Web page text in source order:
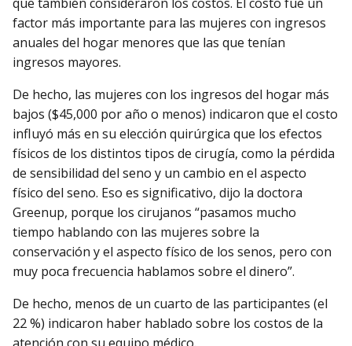
factor más importante para las mujeres con ingresos
anuales del hogar menores que las que tenían
ingresos mayores.
De hecho, las mujeres con los ingresos del hogar más
bajos ($45,000 por año o menos) indicaron que el costo
influyó más en su elección quirúrgica que los efectos
físicos de los distintos tipos de cirugía, como la pérdida
de sensibilidad del seno y un cambio en el aspecto
físico del seno. Eso es significativo, dijo la doctora
Greenup, porque los cirujanos “pasamos mucho
tiempo hablando con las mujeres sobre la
conservación y el aspecto físico de los senos, pero con
muy poca frecuencia hablamos sobre el dinero”.
De hecho, menos de un cuarto de las participantes (el
22 %) indicaron haber hablado sobre los costos de la